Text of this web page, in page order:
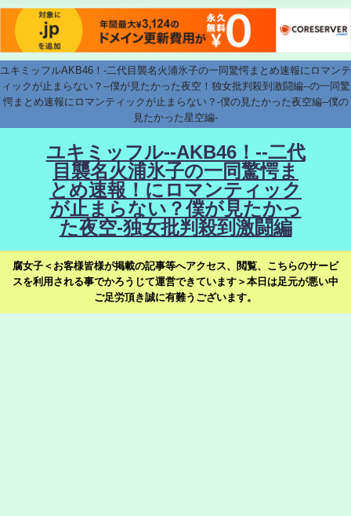
ユキミッフルAKB46！-二代目襲名火浦氷子の一同驚愕まとめ速報にロマンテ
ィックが止まらない？--僕が見たかった夜空！独女批判殺到激闘編--の一同驚
愕まとめ速報にロマンティックが止まらない？-僕の見たかった夜空編--僕の
見たかった星空編-
ユキミッフル--AKB46！--二代
目襲名火浦氷子の一同驚愕ま
とめ速報！にロマンティック
が止まらない？僕が見たかっ
た夜空-独女批判殺到激闘編
腐女子＜お客様皆様が掲載の記事等へアクセス、閲覧、こちらのサービ
スを利用される事でかろうじて運営できています＞本日は足元が悪い中
ご足労頂き誠に有難うございます。